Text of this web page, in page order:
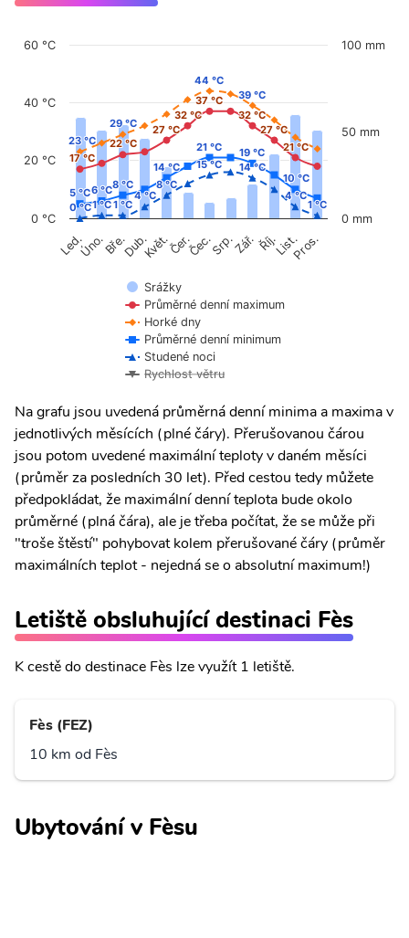
17 °C
17 °C
22 °C
22 °C
27 °C
27 °C
32 °C
32 °C
37 °C
37 °C
32 °C
32 °C
27 °C
27 °C
21 °C
21 °C
23 °C
23 °C
29 °C
29 °C
44 °C
44 °C
39 °C
39 °C
5 °C
5 °C6 °C
6 °C8 °C
8 °C
14 °C
14 °C
21 °C
21 °C 19 °C
19 °C
10 °C
10 °C
0 °C
0 °C1 °C
1 °C1 °C
1 °C
4 °C
4 °C
8 °C
8 °C
15 °C
15 °C 14 °C
14 °C
4 °C
4 °C
1 °C
1 °C
Srážky
Průměrné denní maximum
Horké dny
Průměrné denní minimum
Studené noci
Rychlost větru
Led.Úno.Bře.Dub.Květ.Čer.Čec.Srp.Zář. Říj.List.Pros.
0 °C
20 °C
40 °C
60 °C
0 mm
50 mm
100 mm
Na grafu jsou uvedená průměrná denní minima a maxima v
jednotlivých měsících (plné čáry). Přerušovanou čárou
jsou potom uvedené maximální teploty v daném měsíci
(průměr za posledních 30 let). Před cestou tedy můžete
předpokládat, že maximální denní teplota bude okolo
průměrné (plná čára), ale je třeba počítat, že se může při
"troše štěstí" pohybovat kolem přerušované čáry (průměr
maximálních teplot - nejedná se o absolutní maximum!)
Letiště obsluhující destinaci Fès
K cestě do destinace Fès lze využít 1 letiště.
Fès (FEZ)
10 km od Fès
Ubytování v Fèsu